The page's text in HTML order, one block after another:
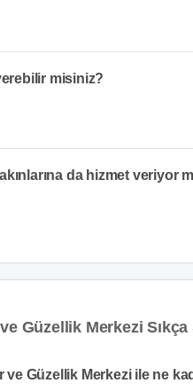
misiniz?
da hizmet veriyor
Güzellik Merkezi
ve Güzellik Merkezi ile ne